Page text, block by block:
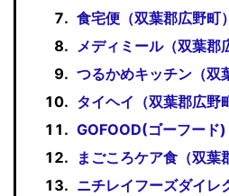
食宅便（双葉郡広野町）
メディミール（双葉郡
つるかめキッチン（双
タイヘイ（双葉郡広野
GOFOOD(ゴーフード)
まごころケア食（双葉
ニチレイフーズダイレ